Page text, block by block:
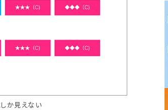
か見えない